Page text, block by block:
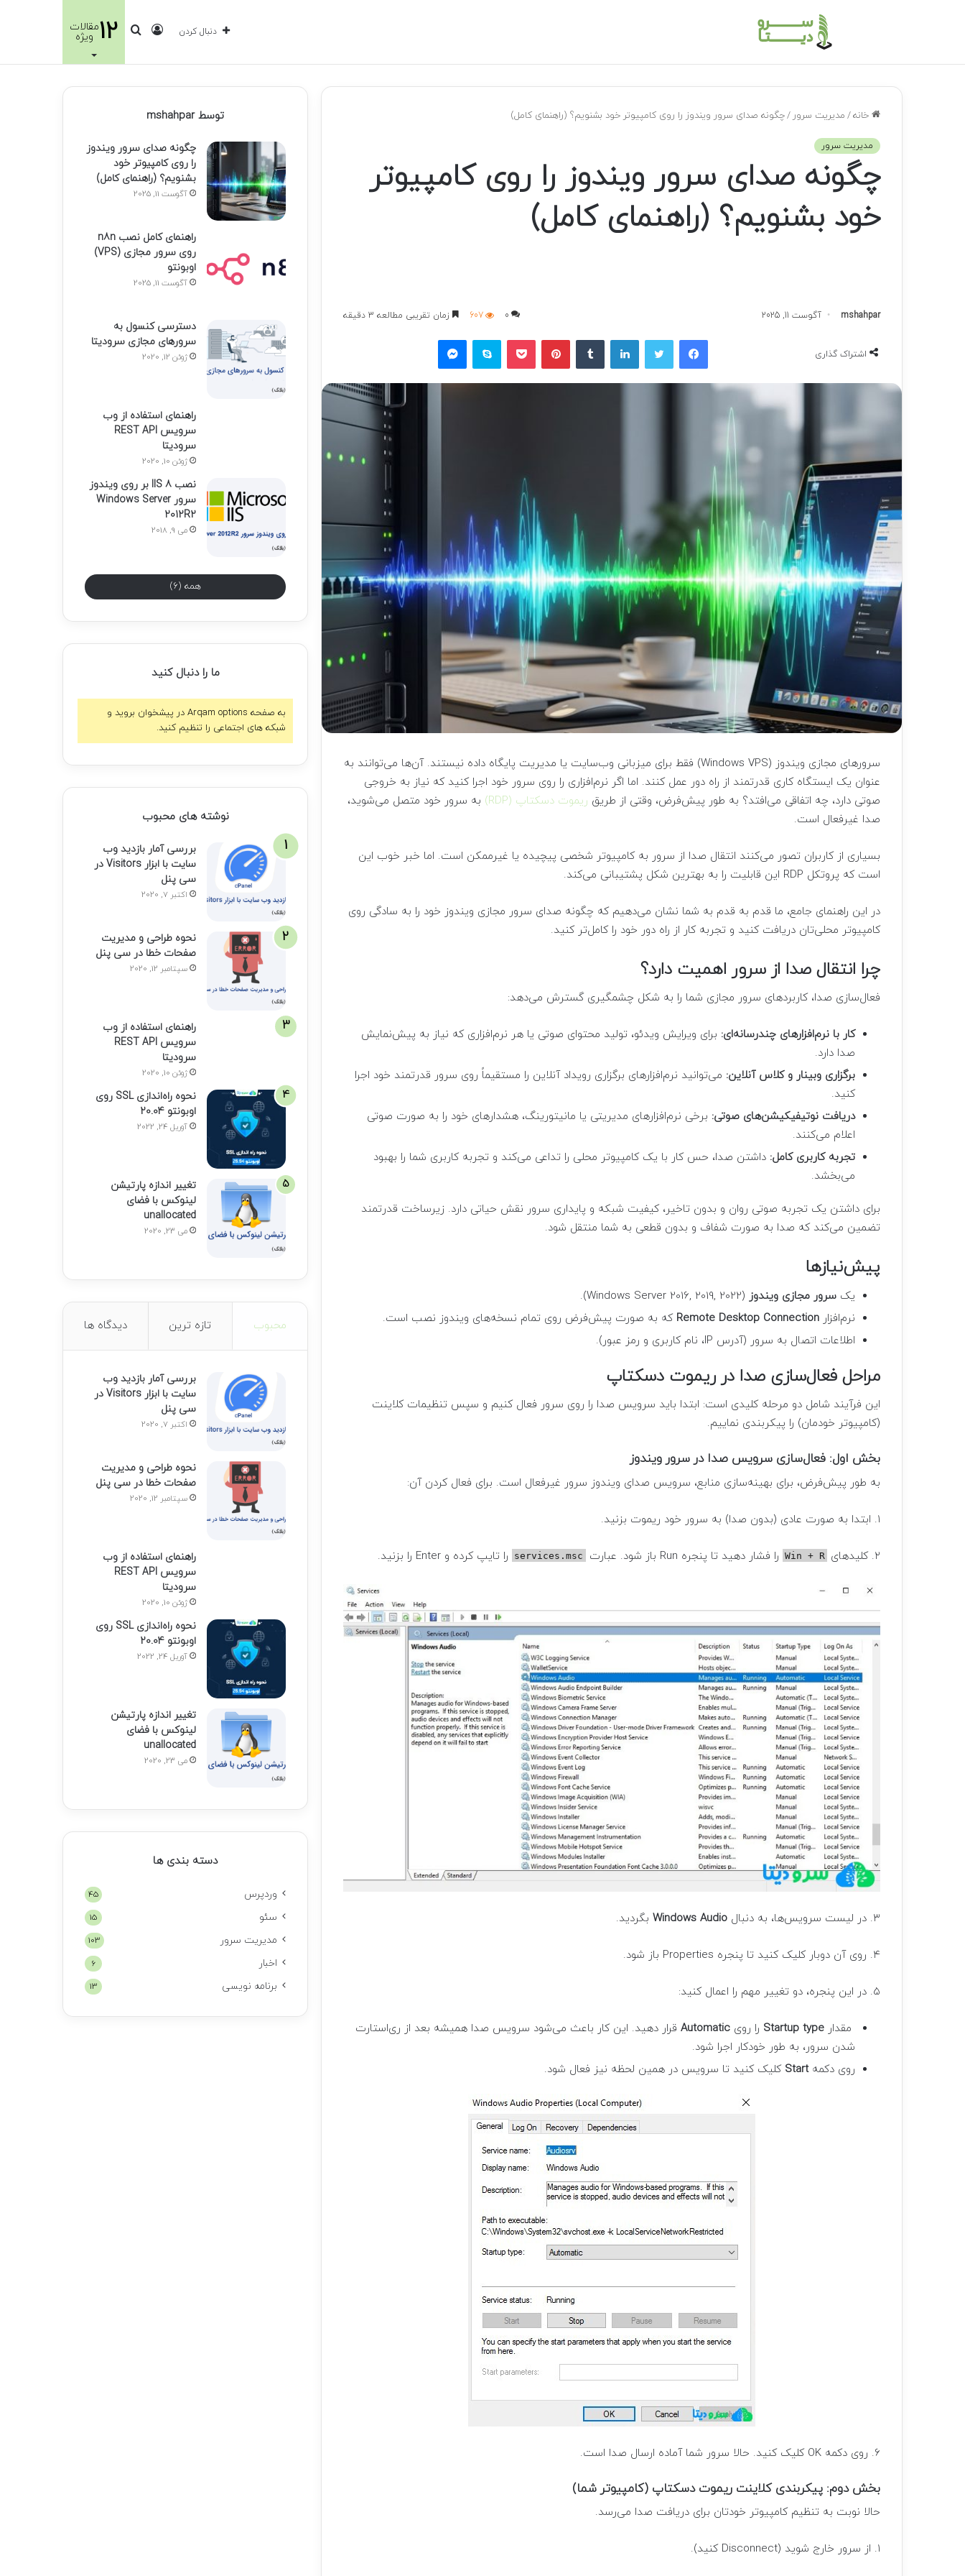
12مقالات
ویژهجستجو ورود دنبال کردن
خانه/ مدیریت سرور /چگونه صدای سرور ویندوز را روی کامپیوتر خود بشنویم؟ (راهنمای کامل)
مدیریت سرور
چگونه صدای سرور ویندوز را روی کامپیوتر
خود بشنویم؟ (راهنمای کامل)
mshahpar آگوست 11, 2025 0
607 زمان تقریبی مطالعه 3 دقیقه
اشتراک گذاری
فیسبوک لینکداین پینتریست پاکت اسکایپ
سرورهای مجازی ویندوز (Windows VPS) فقط برای میزبانی وب‌سایت یا مدیریت پایگاه داده نیستند. آن‌ها می‌توانند به
عنوان یک ایستگاه کاری قدرتمند از راه دور عمل کنند. اما اگر نرم‌افزاری را روی سرور خود اجرا کنید که نیاز به خروجی
صوتی دارد، چه اتفاقی می‌افتد؟ به طور پیش‌فرض، وقتی از طریق ریموت دسکتاپ (RDP)
به سرور خود متصل می‌شوید،
صدا غیرفعال است.
بسیاری از کاربران تصور می‌کنند انتقال صدا از سرور به کامپیوتر شخصی پیچیده یا غیرممکن است. اما خبر خوب این
است که پروتکل RDP این قابلیت را به بهترین شکل پشتیبانی می‌کند.
در این راهنمای جامع، ما قدم به قدم به شما نشان می‌دهیم که چگونه صدای سرور مجازی ویندوز خود را به سادگی روی
کامپیوتر محلی‌تان دریافت کنید و تجربه کار از راه دور خود را کامل‌تر کنید.
چرا انتقال صدا از سرور اهمیت دارد؟
فعال‌سازی صدا، کاربردهای سرور مجازی شما را به شکل چشمگیری گسترش می‌دهد:
کار با نرم‌افزارهای چندرسانه‌ای: برای ویرایش ویدئو، تولید محتوای صوتی یا هر نرم‌افزاری که نیاز به پیش‌نمایش
صدا دارد.
برگزاری وبینار و کلاس آنلاین: می‌توانید نرم‌افزارهای برگزاری رویداد آنلاین را مستقیماً روی سرور قدرتمند خود اجرا
کنید.
دریافت نوتیفیکیشن‌های صوتی: برخی نرم‌افزارهای مدیریتی یا مانیتورینگ، هشدارهای خود را به صورت صوتی
اعلام می‌کنند.
تجربه کاربری کامل: داشتن صدا، حس کار با یک کامپیوتر محلی را تداعی می‌کند و تجربه کاربری شما را بهبود
می‌بخشد.
برای داشتن یک تجربه صوتی روان و بدون تاخیر، کیفیت شبکه و پایداری سرور نقش حیاتی دارد. زیرساخت قدرتمند
تضمین می‌کند که صدا به صورت شفاف و بدون قطعی به شما منتقل شود.
پیش‌نیازها
یک سرور مجازی ویندوز (Windows Server 2016, 2019, 2022).
نرم‌افزار Remote Desktop Connection که به صورت پیش‌فرض روی تمام نسخه‌های ویندوز نصب است.
اطلاعات اتصال به سرور (آدرس IP، نام کاربری و رمز عبور).
مراحل فعال‌سازی صدا در ریموت دسکتاپ
این فرآیند شامل دو مرحله کلیدی است: ابتدا باید سرویس صدا را روی سرور فعال کنیم و سپس تنظیمات کلاینت
(کامپیوتر خودمان) را پیکربندی نماییم.
بخش اول: فعال‌سازی سرویس صدا در سرور ویندوز
به طور پیش‌فرض، برای بهینه‌سازی منابع، سرویس صدای ویندوز سرور غیرفعال است. برای فعال کردن آن:
۱. ابتدا به صورت عادی (بدون صدا) به سرور خود ریموت بزنید.
۲. کلیدهای Win + R را فشار دهید تا پنجره Run باز شود. عبارت services.msc را تایپ کرده و Enter را بزنید.
۳. در لیست سرویس‌ها، به دنبال Windows Audio بگردید.
۴. روی آن دوبار کلیک کنید تا پنجره Properties باز شود.
۵. در این پنجره، دو تغییر مهم را اعمال کنید:
مقدار Startup type را روی Automatic قرار دهید. این کار باعث می‌شود سرویس صدا همیشه بعد از ری‌استارت
شدن سرور، به طور خودکار اجرا شود.
روی دکمهStart کلیک کنید تا سرویس در همین لحظه نیز فعال شود.
۶. روی دکمه OK کلیک کنید. حالا سرور شما آماده ارسال صدا است.
بخش دوم: پیکربندی کلاینت ریموت دسکتاپ (کامپیوتر شما)
حالا نوبت به تنظیم کامپیوتر خودتان برای دریافت صدا می‌رسد.
۱. از سرور خارج شوید (Disconnect کنید).
توسط mshahpar
چگونه صدای سرور ویندوز
را روی کامپیوتر خود
بشنویم؟ (راهنمای کامل)
آگوست 11, 2025
راهنمای کامل نصب n8n
روی سرور مجازی (VPS)
اوبونتو
آگوست 11, 2025
دسترسی کنسول به
سرورهای مجازی سرودیتا
ژوئن 12, 2020
راهنمای استفاده از وب
سرویس REST API
سرودیتا
ژوئن 10, 2020
نصب IIS 8 بر روی ویندوز
سرور Windows Server
2012R2
می 9, 2018
همه (6)
ما را دنبال کنید
به صفحه Arqam options در پیشخوان بروید و
شبکه های اجتماعی را تنظیم کنید.
نوشته های محبوب
بررسی آمار بازدید وب
سایت با ابزار Visitors در
سی پنل
اکتبر 7, 2020
نحوه طراحی و مدیریت
صفحات خطا در سی پنل
سپتامبر 12, 2020
راهنمای استفاده از وب
سرویس REST API
سرودیتا
ژوئن 10, 2020
نحوه راه‌اندازی SSL روی
اوبونتو 20.04
آوریل 24, 2022
تغییر اندازه پارتیشن
لینوکس با فضای
unallocated
می 23, 2020
محبوب تازه ترین دیدگاه ها
بررسی آمار بازدید وب
سایت با ابزار Visitors در
سی پنل
اکتبر 7, 2020
نحوه طراحی و مدیریت
صفحات خطا در سی پنل
سپتامبر 12, 2020
راهنمای استفاده از وب
سرویس REST API
سرودیتا
ژوئن 10, 2020
نحوه راه‌اندازی SSL روی
اوبونتو 20.04
آوریل 24, 2022
تغییر اندازه پارتیشن
لینوکس با فضای
unallocated
می 23, 2020
دسته بندی ها
وردپرس 45
سئو 15
مدیریت سرور 103
اخبار 6
برنامه نویسی 13